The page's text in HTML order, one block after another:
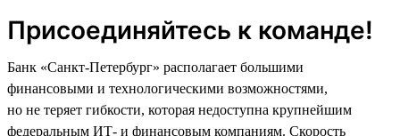
Присоединяйтесь к команде!
Банк «Санкт-Петербург» располагает большими
финансовыми и технологическими возможностями,
но не теряет гибкости, которая недоступна крупнейшим
федеральным ИТ- и финансовым компаниям. Скорость